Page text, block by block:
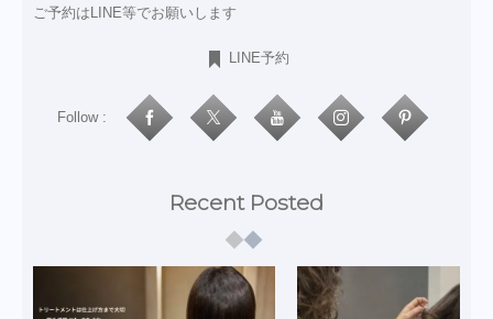
ご予約はLINE等でお願いします
LINE予約
Follow :
Recent Posted